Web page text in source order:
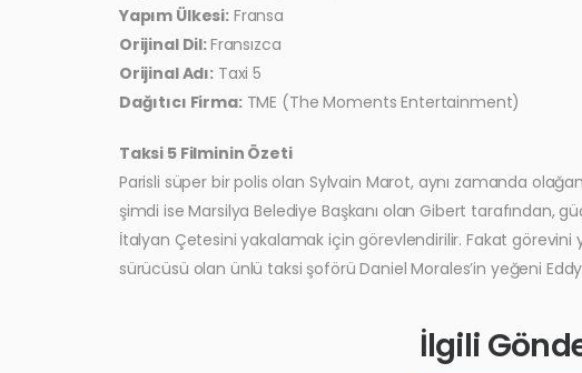
Yapım Ülkesi: Fransa
Orijinal Dil:Fransızca
Orijinal Adı: Taxi 5
Dağıtıcı Firma:TME (The Moments Entertainment)
Taksi 5 Filminin Özeti
Parisli süper bir polis olan Sylvain Marot, aynı zamanda
şimdi ise Marsilya Belediye Başkanı olan Gibert tarafından,
İtalyan Çetesini yakalamak için görevlendirilir. Fakat görevini
sürücüsü olan ünlü taksi şoförü Daniel Morales’in yeğeni
İlgili